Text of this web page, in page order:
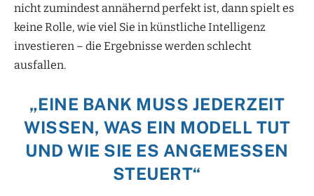
nicht zumindest annähernd perfekt ist, dann spielt es
keine Rolle, wie viel Sie in künstliche Intelligenz
investieren – die Ergebnisse werden schlecht
ausfallen.
„EINE BANK MUSS JEDERZEIT
WISSEN, WAS EIN MODELL TUT
UND WIE SIE ES ANGEMESSEN
STEUERT“